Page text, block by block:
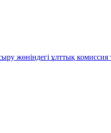
жөніндегі ұлттық комиссия